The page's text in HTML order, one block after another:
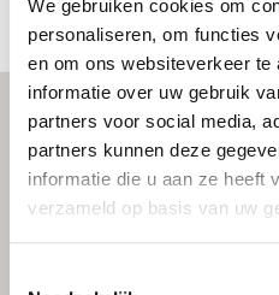
We gebruiken cookies om
personaliseren, om functies
en om ons websiteverkeer
informatie over uw gebruik
partners voor social media,
partners kunnen deze
informatie die u aan ze heeft
verzameld op basis van uw
CONTACT
020 370 3109